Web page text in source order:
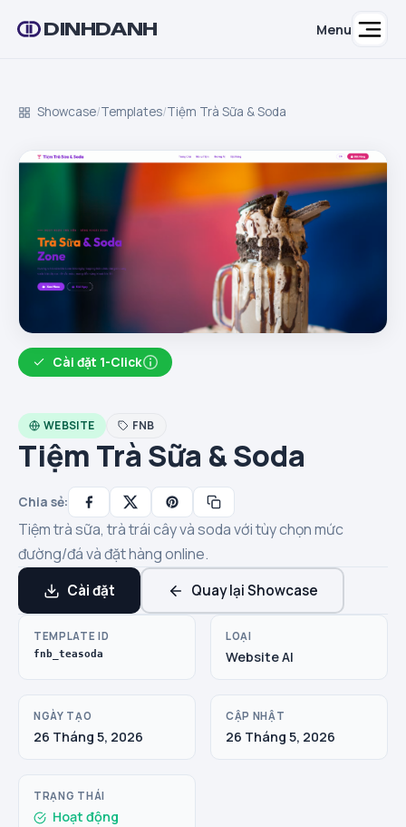
DINHDANH Menu
Showcase/Templates/Tiệm Trà Sữa & Soda
Cài đặt 1-Click
WEBSITE FNB
Tiệm Trà Sữa & Soda
Chia sẻ:
Tiệm trà sữa, trà trái cây và soda với tùy chọn mức
đường/đá và đặt hàng online.
Cài đặt Quay lại Showcase
TEMPLATE ID
fnb_teasoda
LOẠI
Website AI
NGÀY TẠO
26 Tháng 5, 2026
CẬP NHẬT
26 Tháng 5, 2026
TRẠNG THÁI
Hoạt động